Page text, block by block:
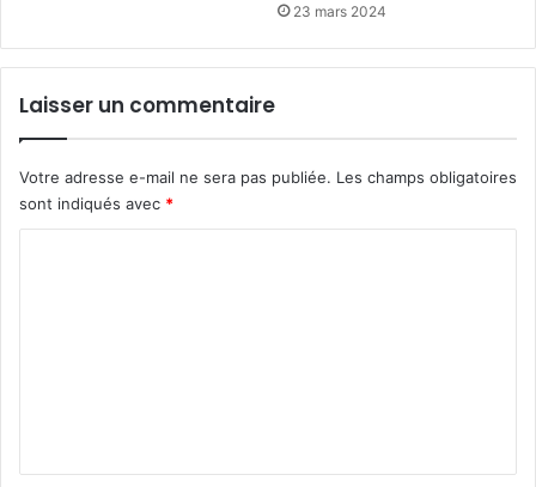
23 mars 2024
Laisser un commentaire
Votre adresse e-mail ne sera pas publiée. Les champs obligatoires
sont indiqués avec *